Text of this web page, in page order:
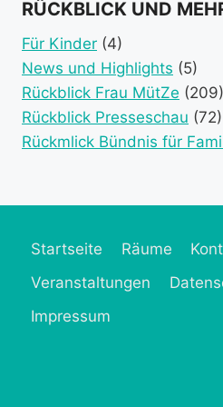
event
event
RÜCKBLICK UND
Für Kinder (4)
News und Highlights (5)
Rückblick Frau MütZe (209)
Rückblick Presseschau (72)
Rückmlick Bündnis für
Startseite Räume
Veranstaltungen
Impressum